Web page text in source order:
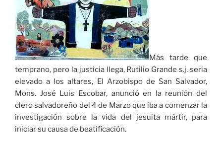
Más tarde que
temprano, pero la justicia llega, Rutilio Grande s.j. seria
elevado a los altares, El Arzobispo de San Salvador,
Mons. José Luis Escobar, anunció en la reunión del
clero salvadoreño del 4 de Marzo que iba a comenzar la
investigación sobre la vida del jesuita mártir, para
iniciar su causa de beatificación.